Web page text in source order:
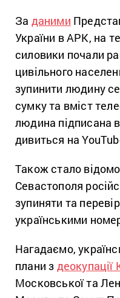
За даними
України в АРК, на
силовики почали
цивільного
зупинити людину
сумку та вміст
людина підписана
дивиться на
Також стало
Севастополя
зупиняти та
українськими
Нагадаємо,
плани з деокупації
Московської та